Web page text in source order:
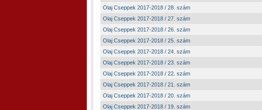
Olaj Cseppek 2017-2018 / 28. szám
Olaj Cseppek 2017-2018 / 27. szám
Olaj Cseppek 2017-2018 / 26. szám
Olaj Cseppek 2017-2018 / 25. szám
Olaj Cseppek 2017-2018 / 24. szám
Olaj Cseppek 2017-2018 / 23. szám
Olaj Cseppek 2017-2018 / 22. szám
Olaj Cseppek 2017-2018 / 21. szám
Olaj Cseppek 2017-2018 / 20. szám
Olaj Cseppek 2017-2018 / 19. szám